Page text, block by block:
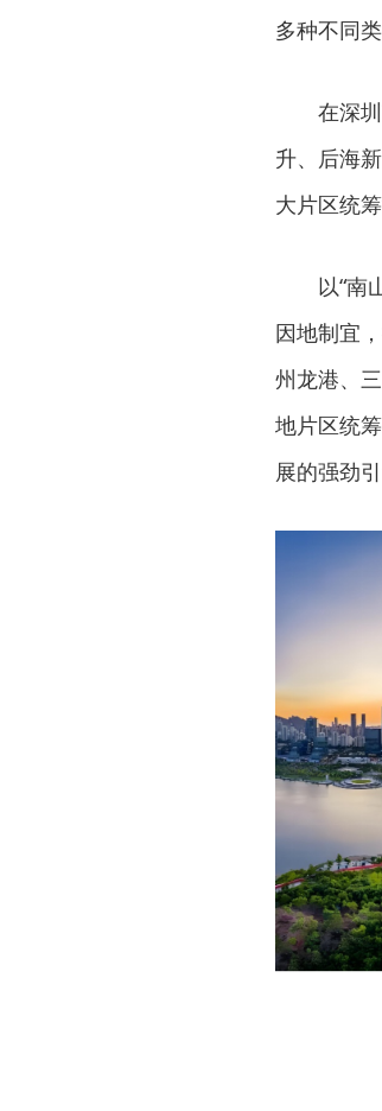
多种不同
在深
升、后海
大片区统
以“南
因地制宜
州龙港、
地片区统
展的强劲引